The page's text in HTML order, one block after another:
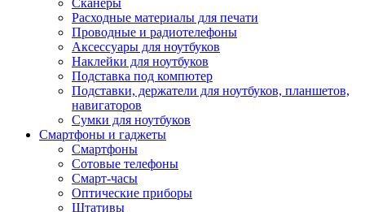
Сканеры
Расходные материалы для печати
Проводные и радиотелефоны
Аксессуары для ноутбуков
Наклейки для ноутбуков
Подставка под компютер
Подставки, держатели для ноутбуков, планшетов,
навигаторов
Сумки для ноутбуков
Смартфоны и гаджеты
Смартфоны
Сотовые телефоны
Смарт-часы
Оптические приборы
Штативы